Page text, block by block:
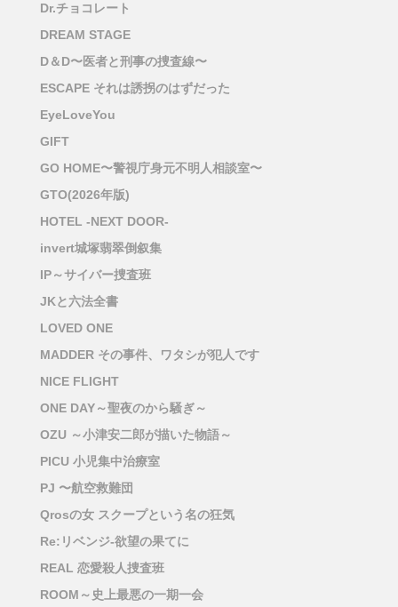
Dr.チョコレート
DREAM STAGE
D＆D〜医者と刑事の捜査線〜
ESCAPE それは誘拐のはずだった
EyeLoveYou
GIFT
GO HOME〜警視庁身元不明人相談室〜
GTO(2026年版)
HOTEL -NEXT DOOR-
invert城塚翡翠倒叙集
IP～サイバー捜査班
JKと六法全書
LOVED ONE
MADDER その事件、ワタシが犯人です
NICE FLIGHT
ONE DAY～聖夜のから騒ぎ～
OZU ～小津安二郎が描いた物語～
PICU 小児集中治療室
PJ 〜航空救難団
Qrosの女 スクープという名の狂気
Re:リベンジ-欲望の果てに
REAL 恋愛殺人捜査班
ROOM～史上最悪の一期一会